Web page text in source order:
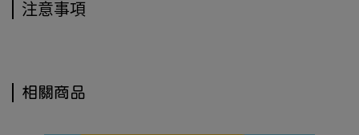
注意事項
相關商品